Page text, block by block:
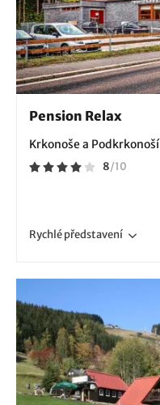
Pension Relax
Krkonoše a Podkrkonoší
8/10
Rychlépředstavení